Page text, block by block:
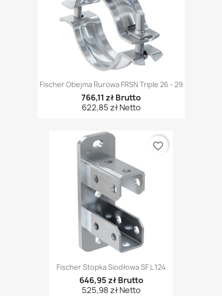
Fischer Obejma Rurowa FRSN Triple 26 - 29
766,11 zł Brutto
622,85 zł Netto
Fischer Stopka Siodłowa SF L 124
646,95 zł Brutto
525,98 zł Netto
favorite_border